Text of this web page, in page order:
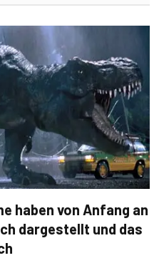
haben von Anfang an
dargestellt und das